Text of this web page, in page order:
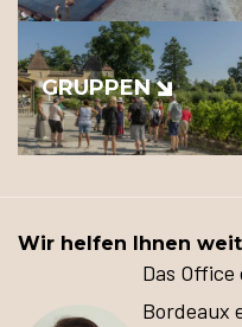
GRUPPEN
Wir helfen Ihnen
Das Office
Bordeaux